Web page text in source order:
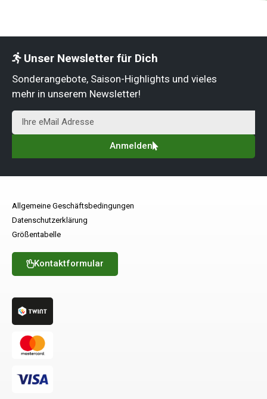
Unser Newsletter für Dich
Sonderangebote, Saison-Highlights und vieles
mehr in unserem Newsletter!
Anmelden
Allgemeine Geschäftsbedingungen
Datenschutzerklärung
Größentabelle
Kontaktformular